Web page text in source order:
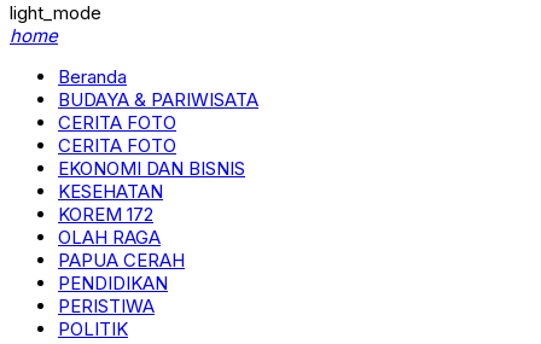
light_mode
home
Beranda
BUDAYA & PARIWISATA
CERITA FOTO
CERITA FOTO
EKONOMI DAN BISNIS
KESEHATAN
KOREM 172
OLAH RAGA
PAPUA CERAH
PENDIDIKAN
PERISTIWA
POLITIK